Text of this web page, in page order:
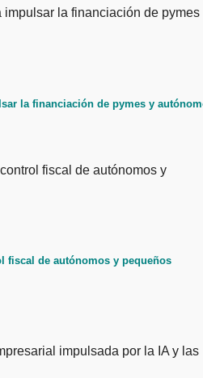
la financiación de pymes y
fiscal de autónomos y pequeños